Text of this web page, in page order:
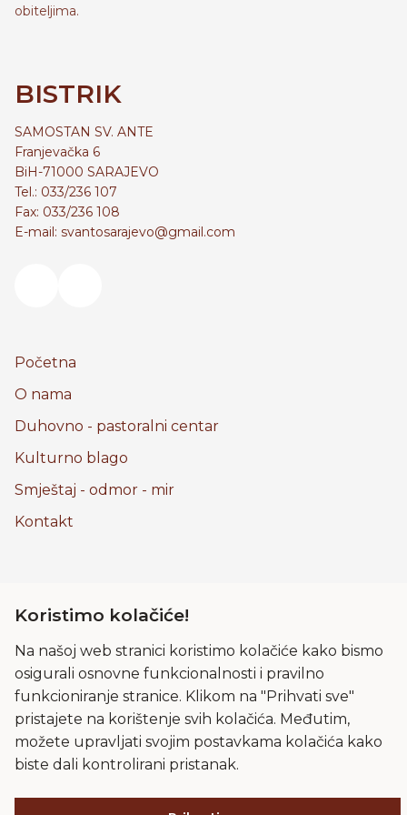
obiteljima.
BISTRIK
SAMOSTAN SV. ANTE
Franjevačka 6
BiH-71000 SARAJEVO
Tel.: 033/236 107
Fax: 033/236 108
E-mail: svantosarajevo@gmail.com
Početna
O nama
Duhovno - pastoralni centar
Kulturno blago
Smještaj - odmor - mir
Kontakt
Uvjeti korištenja
Frama
Impressum
Lokacija
Koristimo kolačiće!
Na našoj web stranici koristimo kolačiće kako bismo
osigurali osnovne funkcionalnosti i pravilno
funkcioniranje stranice. Klikom na "Prihvati sve"
pristajete na korištenje svih kolačića. Međutim,
možete upravljati svojim postavkama kolačića kako
biste dali kontrolirani pristanak.